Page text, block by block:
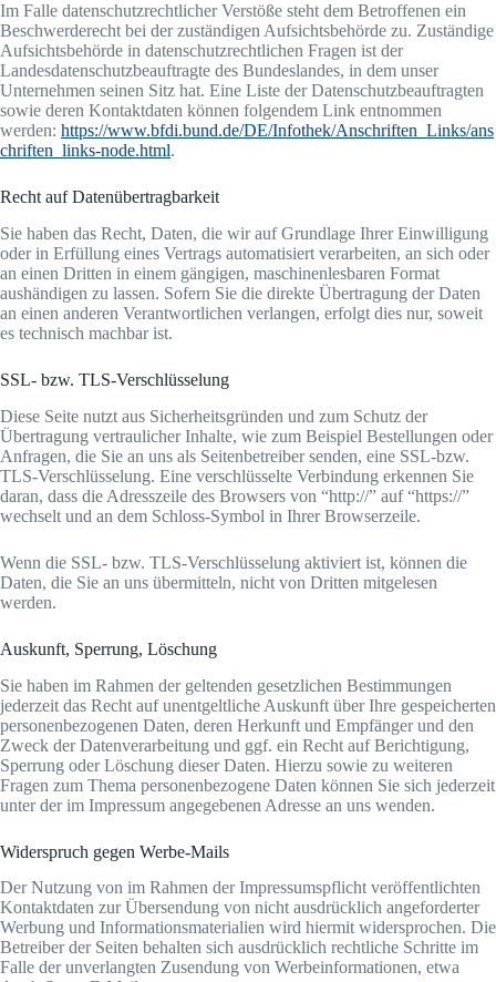
Im Falle datenschutzrechtlicher Verstöße steht dem Betroffenen ein
Beschwerderecht bei der zuständigen Aufsichtsbehörde zu. Zuständige
Aufsichtsbehörde in datenschutzrechtlichen Fragen ist der
Landesdatenschutzbeauftragte des Bundeslandes, in dem unser
Unternehmen seinen Sitz hat. Eine Liste der Datenschutzbeauftragten
sowie deren Kontaktdaten können folgendem Link entnommen
werden: https://www.bfdi.bund.de/DE/Infothek/Anschriften_Links/ans
chriften_links-node.html.
Recht auf Datenübertragbarkeit
Sie haben das Recht, Daten, die wir auf Grundlage Ihrer Einwilligung
oder in Erfüllung eines Vertrags automatisiert verarbeiten, an sich oder
an einen Dritten in einem gängigen, maschinenlesbaren Format
aushändigen zu lassen. Sofern Sie die direkte Übertragung der Daten
an einen anderen Verantwortlichen verlangen, erfolgt dies nur, soweit
es technisch machbar ist.
SSL- bzw. TLS-Verschlüsselung
Diese Seite nutzt aus Sicherheitsgründen und zum Schutz der
Übertragung vertraulicher Inhalte, wie zum Beispiel Bestellungen oder
Anfragen, die Sie an uns als Seitenbetreiber senden, eine SSL-bzw.
TLS-Verschlüsselung. Eine verschlüsselte Verbindung erkennen Sie
daran, dass die Adresszeile des Browsers von “http://” auf “https://”
wechselt und an dem Schloss-Symbol in Ihrer Browserzeile.
Wenn die SSL- bzw. TLS-Verschlüsselung aktiviert ist, können die
Daten, die Sie an uns übermitteln, nicht von Dritten mitgelesen
werden.
Auskunft, Sperrung, Löschung
Sie haben im Rahmen der geltenden gesetzlichen Bestimmungen
jederzeit das Recht auf unentgeltliche Auskunft über Ihre gespeicherten
personenbezogenen Daten, deren Herkunft und Empfänger und den
Zweck der Datenverarbeitung und ggf. ein Recht auf Berichtigung,
Sperrung oder Löschung dieser Daten. Hierzu sowie zu weiteren
Fragen zum Thema personenbezogene Daten können Sie sich jederzeit
unter der im Impressum angegebenen Adresse an uns wenden.
Widerspruch gegen Werbe-Mails
Der Nutzung von im Rahmen der Impressumspflicht veröffentlichten
Kontaktdaten zur Übersendung von nicht ausdrücklich angeforderter
Werbung und Informationsmaterialien wird hiermit widersprochen. Die
Betreiber der Seiten behalten sich ausdrücklich rechtliche Schritte im
Falle der unverlangten Zusendung von Werbeinformationen, etwa